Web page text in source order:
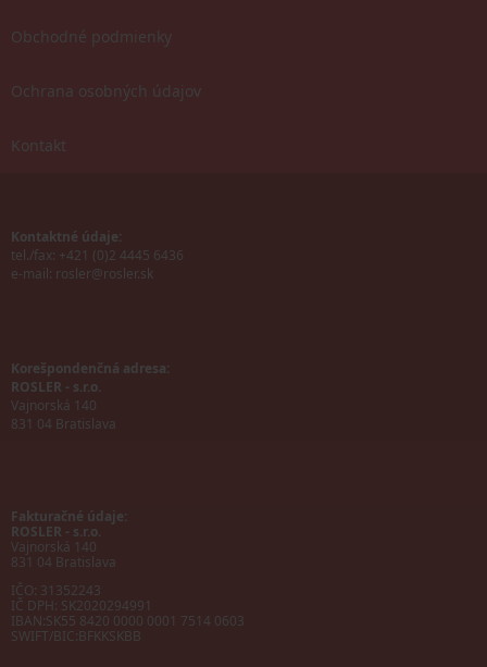
Obchodné podmienky
Ochrana osobných údajov
Kontakt
Kontaktné údaje:
tel./fax: +421 (0)2 4445 6436
e-mail: rosler@rosler.sk
Korešpondenčná adresa:
ROSLER - s.r.o.
Vajnorská 140
831 04 Bratislava
Fakturačné údaje:
ROSLER - s.r.o.
Vajnorská 140
831 04 Bratislava
IČO: 31352243
IČ DPH: SK2020294991
IBAN:SK55 8420 0000 0001 7514 0603
SWIFT/BIC:BFKKSKBB